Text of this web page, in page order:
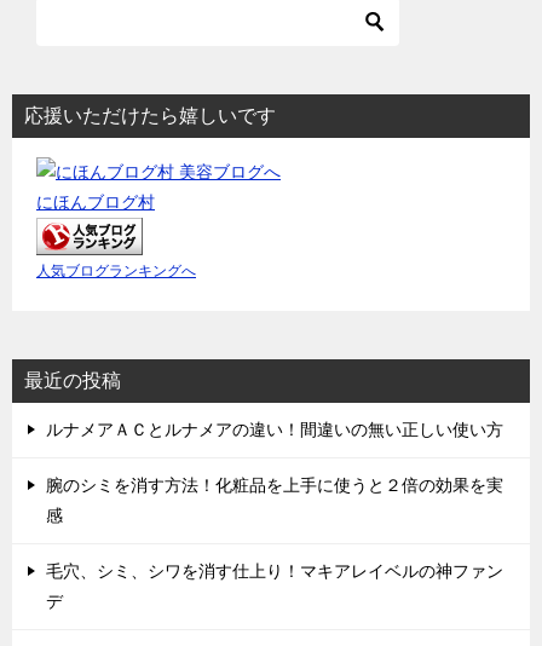
応援いただけたら嬉しいです
にほんブログ村
人気ブログランキングへ
最近の投稿
ルナメアＡＣとルナメアの違い！間違いの無い正しい使い方
腕のシミを消す方法！化粧品を上手に使うと２倍の効果を実
感
毛穴、シミ、シワを消す仕上り！マキアレイベルの神ファン
デ